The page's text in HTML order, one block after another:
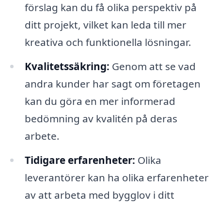
förslag kan du få olika perspektiv på
ditt projekt, vilket kan leda till mer
kreativa och funktionella lösningar.
Kvalitetssäkring: Genom att se vad
andra kunder har sagt om företagen
kan du göra en mer informerad
bedömning av kvalitén på deras
arbete.
Tidigare erfarenheter: Olika
leverantörer kan ha olika erfarenheter
av att arbeta med bygglov i ditt